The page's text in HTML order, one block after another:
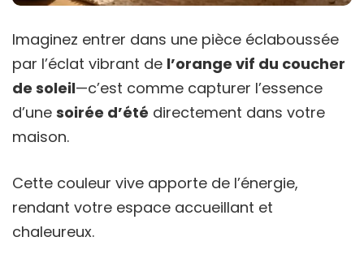
Imaginez entrer dans une pièce éclaboussée
par l’éclat vibrant de l’orange vif du coucher
de soleil—c’est comme capturer l’essence
d’une soirée d’été directement dans votre
maison.
Cette couleur vive apporte de l’énergie,
rendant votre espace accueillant et
chaleureux.